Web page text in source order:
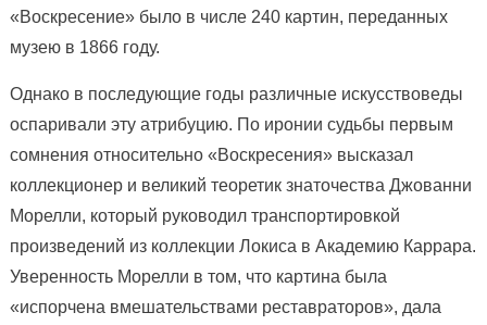
«Воскресение» было в числе 240 картин, переданных
музею в 1866 году.
Однако в последующие годы различные искусствоведы
оспаривали эту атрибуцию. По иронии судьбы первым
сомнения относительно «Воскресения» высказал
коллекционер и великий теоретик знаточества Джованни
Морелли, который руководил транспортировкой
произведений из коллекции Локиса в Академию Каррара.
Уверенность Морелли в том, что картина была
«испорчена вмешательствами реставраторов», дала